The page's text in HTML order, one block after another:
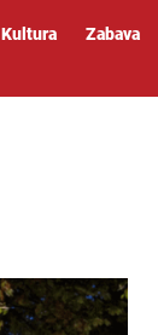
Kultura Zabava